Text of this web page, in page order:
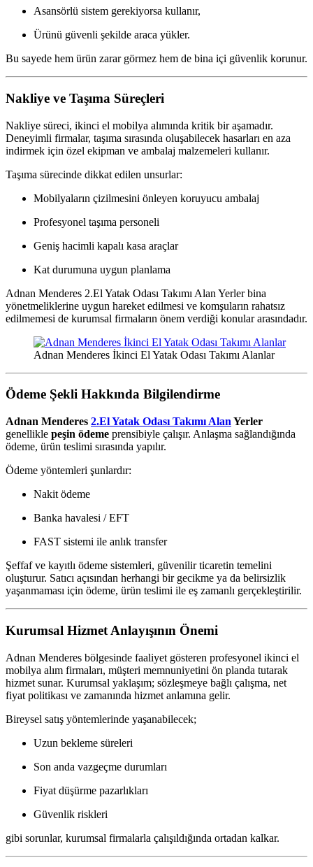
Asansörlü sistem gerekiyorsa kullanır,
Ürünü güvenli şekilde araca yükler.
Bu sayede hem ürün zarar görmez hem de bina içi güvenlik korunur.
Nakliye ve Taşıma Süreçleri
Nakliye süreci, ikinci el mobilya alımında kritik bir aşamadır.
Deneyimli firmalar, taşıma sırasında oluşabilecek hasarları en aza
indirmek için özel ekipman ve ambalaj malzemeleri kullanır.
Taşıma sürecinde dikkat edilen unsurlar:
Mobilyaların çizilmesini önleyen koruyucu ambalaj
Profesyonel taşıma personeli
Geniş hacimli kapalı kasa araçlar
Kat durumuna uygun planlama
Adnan Menderes 2.El Yatak Odası Takımı Alan Yerler bina
yönetmeliklerine uygun hareket edilmesi ve komşuların rahatsız
edilmemesi de kurumsal firmaların önem verdiği konular arasındadır.
Adnan Menderes İkinci El Yatak Odası Takımı Alanlar
Ödeme Şekli Hakkında Bilgilendirme
Adnan Menderes 2.El Yatak Odası Takımı Alan Yerler
genellikle peşin ödeme prensibiyle çalışır. Anlaşma sağlandığında
ödeme, ürün teslimi sırasında yapılır.
Ödeme yöntemleri şunlardır:
Nakit ödeme
Banka havalesi / EFT
FAST sistemi ile anlık transfer
Şeffaf ve kayıtlı ödeme sistemleri, güvenilir ticaretin temelini
oluşturur. Satıcı açısından herhangi bir gecikme ya da belirsizlik
yaşanmaması için ödeme, ürün teslimi ile eş zamanlı gerçekleştirilir.
Kurumsal Hizmet Anlayışının Önemi
Adnan Menderes bölgesinde faaliyet gösteren profesyonel ikinci el
mobilya alım firmaları, müşteri memnuniyetini ön planda tutarak
hizmet sunar. Kurumsal yaklaşım; sözleşmeye bağlı çalışma, net
fiyat politikası ve zamanında hizmet anlamına gelir.
Bireysel satış yöntemlerinde yaşanabilecek;
Uzun bekleme süreleri
Son anda vazgeçme durumları
Fiyat düşürme pazarlıkları
Güvenlik riskleri
gibi sorunlar, kurumsal firmalarla çalışıldığında ortadan kalkar.